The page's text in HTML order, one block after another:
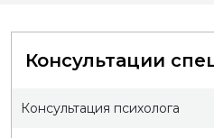
Консультации
Консультация психолога